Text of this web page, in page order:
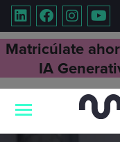
Matricúlate
IA